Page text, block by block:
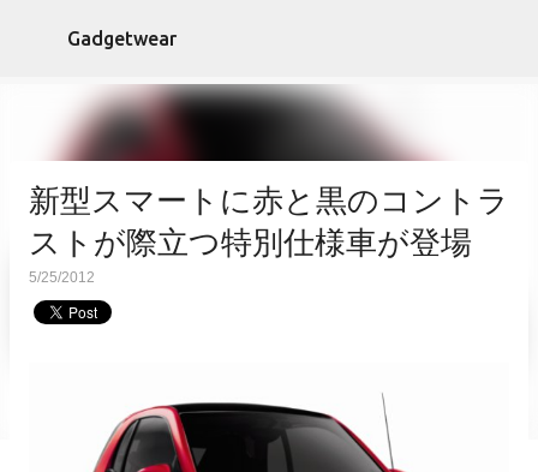
スキップしてメイン コンテンツに移動
Gadgetwear
新型スマートに赤と黒のコントラ
ストが際立つ特別仕様車が登場
5/25/2012